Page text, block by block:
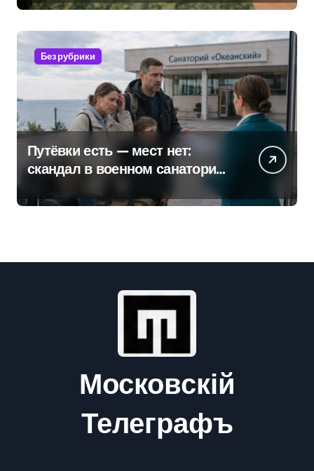
Без рубрики
Путёвки есть — мест нет:
скандал в военном санатории
Московскій
Телеграфъ